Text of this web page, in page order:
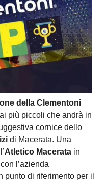
della Clementoni
più piccoli che andrà in
cornice dello
di Macerata. Una
Atletico Macerata in
l’azienda
punto di riferimento per il